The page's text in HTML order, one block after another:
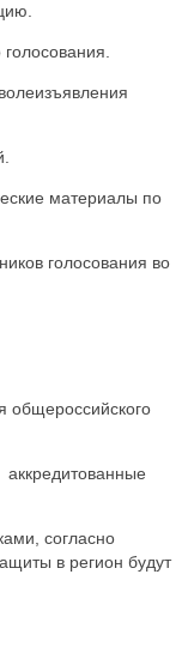
материалы по
голосования во
общероссийского
согласно
в регион будут